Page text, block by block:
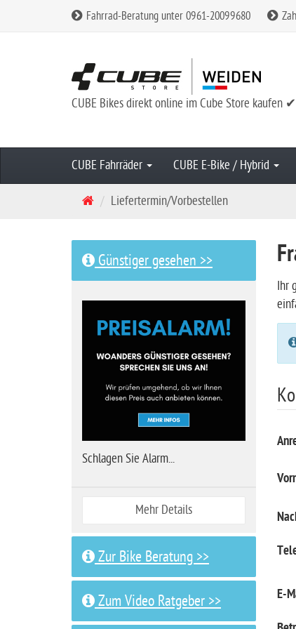
Fahrrad-Beratung unter 0961-20099680
CUBE Bikes direkt online im Cube Store kaufen ✔
CUBE Fahrräder CUBE E-Bike / Hybrid
S
a
r
Liefertermin/Vorbestellen
Ihr
E-
Günstiger gesehen >>
Schlagen Sie Alarm...
Mehr Details
Zur Bike Beratung >>
Zum Video Ratgeber >>